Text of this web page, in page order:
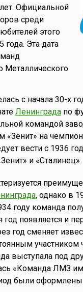
Официальной
среди
этого
года. Эта дата
Металлического
с начала 30-х
Ленинградапо
командой
на
вести с 1936
и «Сталинец».
, однако в
году команда
появляется и
год сменяет
участником
выступала под
«Команда ЛМЗ
были